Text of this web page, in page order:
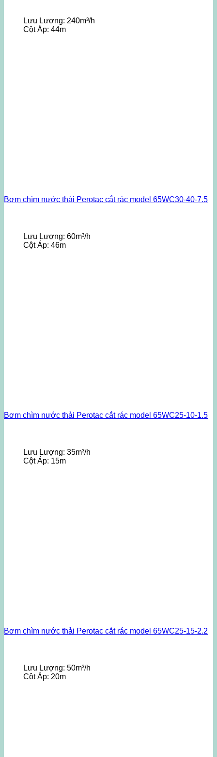
Lưu Lượng: 240m³/h
Cột Áp: 44m
Bơm chìm nước thải Perotac cắt rác model 65WC30-40-7.5
Lưu Lượng: 60m³/h
Cột Áp: 46m
Bơm chìm nước thải Perotac cắt rác model 65WC25-10-1.5
Lưu Lượng: 35m³/h
Cột Áp: 15m
Bơm chìm nước thải Perotac cắt rác model 65WC25-15-2.2
Lưu Lượng: 50m³/h
Cột Áp: 20m